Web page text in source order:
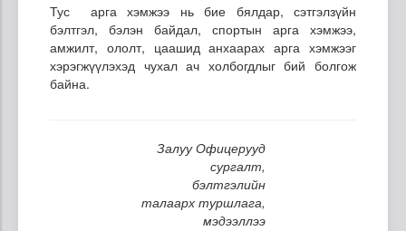
Тус арга хэмжээ нь бие бялдар, сэтгэлзүйн
бэлтгэл, бэлэн байдал, спортын арга хэмжээ,
амжилт, ололт, цаашид анхаарах арга хэмжээг
хэрэгжүүлэхэд чухал ач холбогдлыг бий болгож
байна.
Залуу Офицерууд
сургалт,
бэлтгэлийн
талаарх туршлага,
мэдээллээ